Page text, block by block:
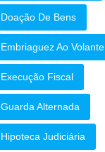
Doação De Bens
Embriaguez Ao Volante
Execução Fiscal
Guarda Alternada
Hipoteca Judiciária